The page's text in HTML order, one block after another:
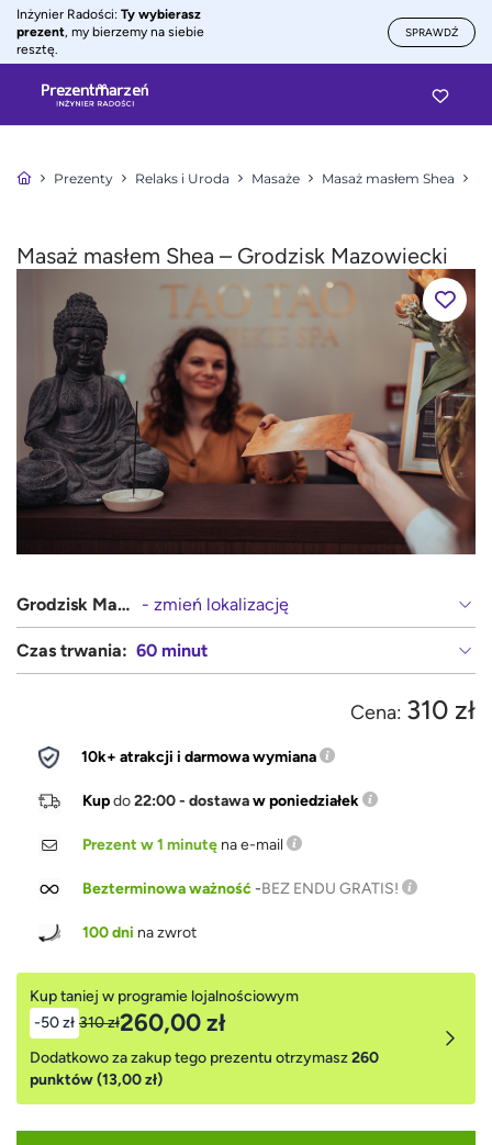
Inżynier Radości: Ty wybierasz
prezent, my bierzemy na siebie
resztę.
SPRAWDŹ
Prezenty Relaks i Uroda Masaże Masaż masłem Shea
Masaż masłem Shea – Grodzisk Mazowiecki
Grodzisk Mazowiecki - zmień lokalizację
Czas trwania: 60 minut
Cena: 310 zł
10k+ atrakcji i darmowa wymiana
Kupdo22:00 - dostawaw poniedziałek
Prezent w 1 minutę na e-mail
Bezterminowa ważność-BEZ ENDU GRATIS!
100 dni na zwrot
Kup taniej w programie lojalnościowym
-50 zł 310 zł260,00 zł
Dodatkowo za zakup tego prezentu otrzymasz260
punktów (13,00 zł)